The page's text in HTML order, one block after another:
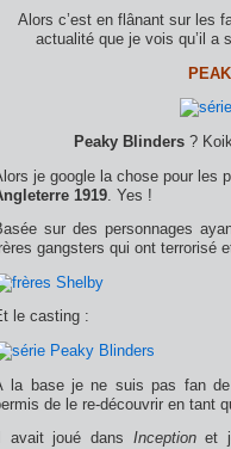
Alors c’est en flânant sur les
actualité que je vois qu’il a
Peaky Blinders ?
je google la chose pour les
1919 . Yes !
sur des personnages
gangsters qui ont terrorisé
le casting :
la base je ne suis pas fan
de le re-découvrir en tant
avait joué dans Inceptionet